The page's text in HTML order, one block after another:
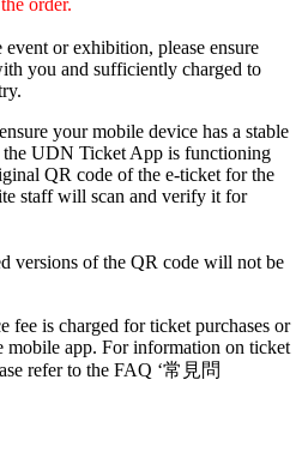
or exhibition, please ensure
you and sufficiently charged to
your mobile device has a stable
the UDN Ticket App is functioning
QR code of the e-ticket for the
staff will scan and verify it for
versions of the QR code will not be
fee is charged for ticket purchases or
mobile app. For information on ticket
refer to the FAQ ‘常見問